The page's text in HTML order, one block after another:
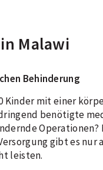
Malawi
Behinderung
Kinder mit einer
benötigte
gibt es nur
leisten.